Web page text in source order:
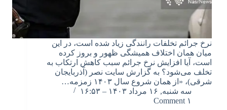
نرخ جرائم تخلفات رانندگی زیاد شده است، در این
میان همان اختلاف همیشگی ظهور و بروز کرده
است، آیا افزایش نرخ جرائم سبب کاهش ارتکاب به
تخلف می‌شود؟ به گزارش سایت نصر (آذربایجان
شرقی)، «از همان شروع سال ۱۴۰۳ زمزمه…
سه شنبه, ۱۶ مرداد ۱۴۰۳ – ۱۶:۵۳
۱ Comment